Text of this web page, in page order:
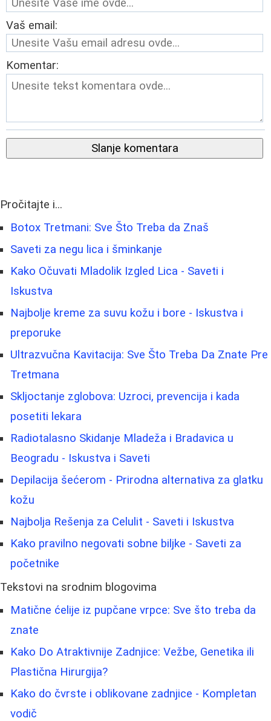
Vaš email:
Komentar:
Slanje komentara
Pročitajte i...
Botox Tretmani: Sve Što Treba da Znaš
Saveti za negu lica i šminkanje
Kako Očuvati Mladolik Izgled Lica - Saveti i
Iskustva
Najbolje kreme za suvu kožu i bore - Iskustva i
preporuke
Ultrazvučna Kavitacija: Sve Što Treba Da Znate Pre
Tretmana
Skljoctanje zglobova: Uzroci, prevencija i kada
posetiti lekara
Radiotalasno Skidanje Mladeža i Bradavica u
Beogradu - Iskustva i Saveti
Depilacija šećerom - Prirodna alternativa za glatku
kožu
Najbolja Rešenja za Celulit - Saveti i Iskustva
Kako pravilno negovati sobne biljke - Saveti za
početnike
Tekstovi na srodnim blogovima
Matične ćelije iz pupčane vrpce: Sve što treba da
znate
Kako Do Atraktivnije Zadnjice: Vežbe, Genetika ili
Plastična Hirurgija?
Kako do čvrste i oblikovane zadnjice - Kompletan
vodič